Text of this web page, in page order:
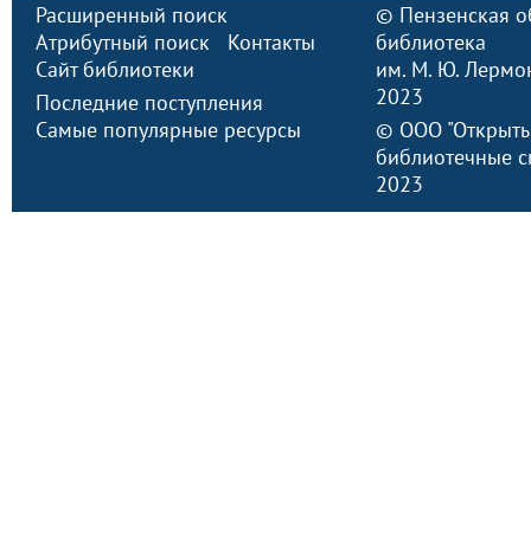
Расширенный поиск
Атрибутный поиск
Контакты
Сайт библиотеки
Последние поступления
Самые популярные ресурсы
© Пензенская
библиотека
им. М. Ю.
2023
© ООО
библиотечные
2023